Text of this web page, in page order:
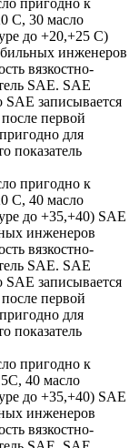
пригодно к
С, 30 масло
до +20,+25 С)
инженеров
вязкостно-
SAE. SAE
SAE записывается
первой
для
показатель
пригодно к
С, 40 масло
до +35,+40) SAE
инженеров
вязкостно-
SAE. SAE
SAE записывается
первой
для
показатель
пригодно к
40 масло
до +35,+40) SAE
инженеров
вязкостно-